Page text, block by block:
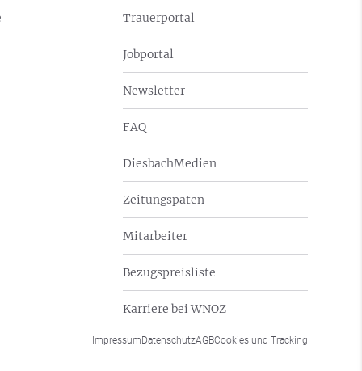
Trauerportal
Jobportal
Newsletter
FAQ
DiesbachMedien
Zeitungspaten
Mitarbeiter
Bezugspreisliste
Karriere bei WNOZ
ImpressumDatenschutzAGBCookies und Tracking